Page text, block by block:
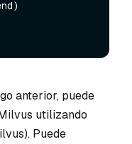
anterior, puede
utilizando
Puede